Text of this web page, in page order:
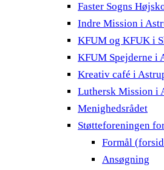
Faster Sogns
Indre Mission i
KFUM og KFUK i
KFUM Spejderne i
Kreativ café i
Luthersk Mission i
Menighedsrådet
Støtteforeningen
Formål
Ansøgning